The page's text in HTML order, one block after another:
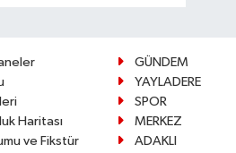
Haritası
ve Fikstür
GÜNDEM
YAYLADERE
SPOR
MERKEZ
ADAKLI